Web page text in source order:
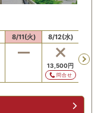
8/11(火) 8/12(水)
13,500円
問合せ